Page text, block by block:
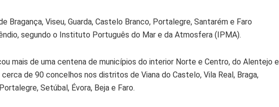
Bragança, Viseu, Guarda, Castelo Branco, Portalegre, Santarém e Faro
segundo o Instituto Português do Mar e da Atmosfera (IPMA).
mais de uma centena de municípios do interior Norte e Centro, do Alentejo e
de 90 concelhos nos distritos de Viana do Castelo, Vila Real, Braga,
Setúbal, Évora, Beja e Faro.